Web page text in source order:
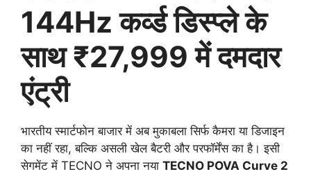
144Hz कर्व्ड डिस्प्ले के
साथ ₹27,999 में दमदार
एंट्री
भारतीय स्मार्टफोन बाजार में अब मुकाबला सिर्फ कैमरा या डिजाइन
का नहीं रहा, बल्कि असली खेल बैटरी और परफॉर्मेंस का है। इसी
सेगमेंट में TECNO ने अपना नया TECNO POVA Curve 2